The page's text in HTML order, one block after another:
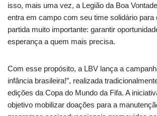
isso, mais uma vez, a Legião da Boa
entra em campo com seu time solidário para
partida muito importante: garantir
esperança a quem mais precisa.
Com esse propósito, a LBV lança a
infância brasileira!”, realizada
edições da Copa do Mundo da Fifa. A
objetivo mobilizar doações para a